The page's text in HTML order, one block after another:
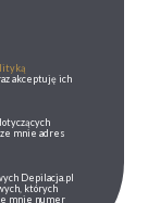
akceptuję ich
mnie adres
Depilacja.pl
których
mnie numer